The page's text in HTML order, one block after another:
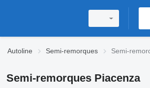
Autoline Semi-remorques Semi-
Semi-remorques Piacenza